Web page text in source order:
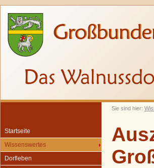
Sie sind hier:
Startseite
Wissenswertes
Dorfleben